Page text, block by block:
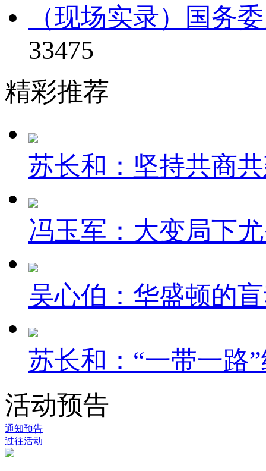
（现场实录）国务
33475
精彩推荐
苏长和：坚持共商
冯玉军：大变局下
吴心伯：华盛顿的
苏长和：“一带一路
活动预告
通知预告
过往活动